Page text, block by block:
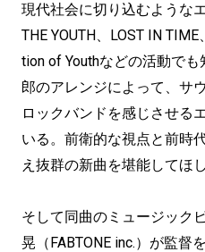
現代社会に切り込むような
THE YOUTH、LOST IN
tion of Youthなどの活動で
郎のアレンジによって、サ
ロックバンドを感じさせる
いる。前衛的な視点と前時
え抜群の新曲を堪能してほし
そして同曲のミュージック
晃（FABTONE inc.）が監督